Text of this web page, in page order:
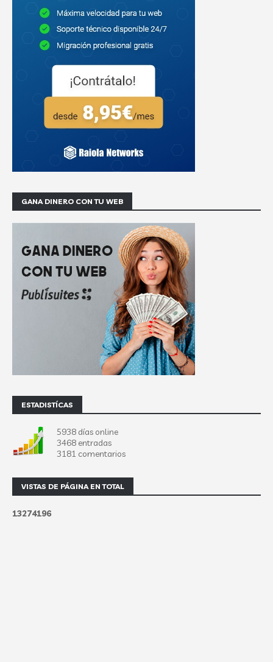
GANA DINERO CON TU WEB
ESTADISTÍCAS
5938 días online
3468 entradas
3181 comentarios
VISTAS DE PÁGINA EN TOTAL
13274196